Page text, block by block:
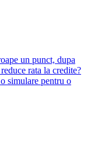
un punct, dupa
rata la credite?
simulare pentru o